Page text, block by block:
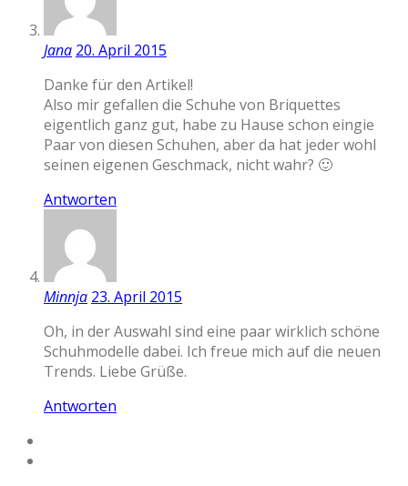
Jana 20. April 2015
Danke für den Artikel!
Also mir gefallen die Schuhe von Briquettes
eigentlich ganz gut, habe zu Hause schon eingie
Paar von diesen Schuhen, aber da hat jeder wohl
seinen eigenen Geschmack, nicht wahr? 🙂
Antworten
Minnja 23. April 2015
Oh, in der Auswahl sind eine paar wirklich schöne
Schuhmodelle dabei. Ich freue mich auf die neuen
Trends. Liebe Grüße.
Antworten